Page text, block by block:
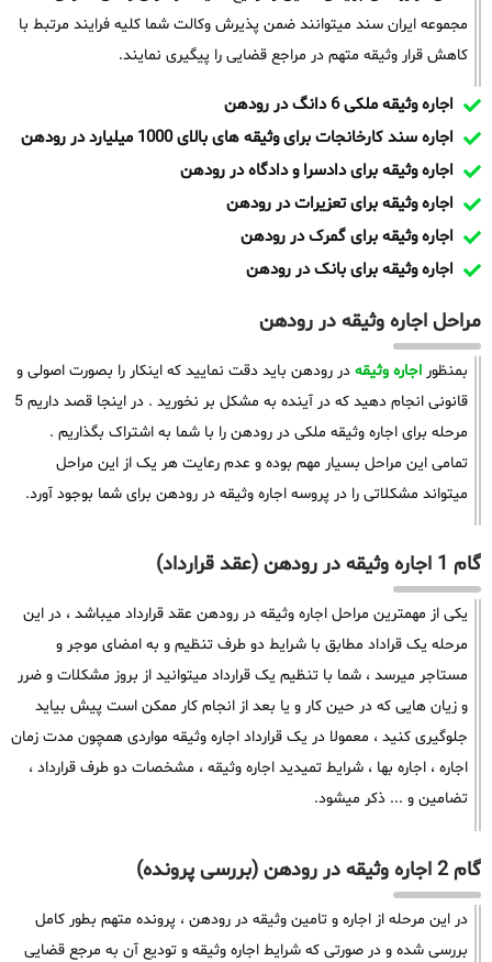
مجموعه ایران سند میتوانند ضمن پذیرش وکالت شما کلیه فرایند مرتبط با
کاهش قرار وثیقه متهم در مراجع قضایی را پیگیری نمایند.
اجاره وثیقه ملکی 6 دانگ در رودهن
اجاره سند کارخانجات برای وثیقه های بالای 1000 میلیارد در رودهن
اجاره وثیقه برای دادسرا و دادگاه در رودهن
اجاره وثیقه برای تعزیرات در رودهن
اجاره وثیقه برای گمرک در رودهن
اجاره وثیقه برای بانک در رودهن
مراحل اجاره وثیقه در رودهن
بمنظور اجاره وثیقه در رودهن باید دقت نمایید که اینکار را بصورت اصولی و
قانونی انجام دهید که در آینده به مشکل بر نخورید . در اینجا قصد داریم 5
مرحله برای اجاره وثیقه ملکی در رودهن را با شما به اشتراک بگذاریم .
تمامی این مراحل بسیار مهم بوده و عدم رعایت هر یک از این مراحل
میتواند مشکلاتی را در پروسه اجاره وثیقه در رودهن برای شما بوجود آورد.
گام 1 اجاره وثیقه در رودهن (عقد قرارداد)
یکی از مهمترین مراحل اجاره وثیقه در رودهن عقد قرارداد میباشد ، در این
مرحله یک قراداد مطابق با شرایط دو طرف تنظیم و به امضای موجر و
مستاجر میرسد ، شما با تنظیم یک قرارداد میتوانید از بروز مشکلات و ضرر
و زیان هایی که در حین کار و یا بعد از انجام کار ممکن است پیش بیاید
جلوگیری کنید ، معمولا در یک قرارداد اجاره وثیقه مواردی همچون مدت زمان
اجاره ، اجاره بها ، شرایط تمیدید اجاره وثیقه ، مشخصات دو طرف قرارداد ،
تضامین و ... ذکر میشود.
گام 2 اجاره وثیقه در رودهن (بررسی پرونده)
در این مرحله از اجاره و تامین وثیقه در رودهن ، پرونده متهم بطور کامل
بررسی شده و در صورتی که شرایط اجاره وثیقه و تودیع آن به مرجع قضایی